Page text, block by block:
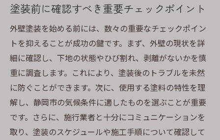
塗装前に確認すべき重要チェックポイント
外壁塗装を始める前には、数々の重要なチェックポイン
トを抑えることが成功の鍵です。まず、外壁の現状を詳
細に確認し、下地の状態やひび割れ、剥離がないかを慎
重に調査します。これにより、塗装後のトラブルを未然
に防ぐことができます。次に、使用する塗料の特性を理
解し、静岡市の気候条件に適したものを選ぶことが重要
です。さらに、施行業者と十分にコミュニケーションを
取り、塗装のスケジュールや施工手順について確認して